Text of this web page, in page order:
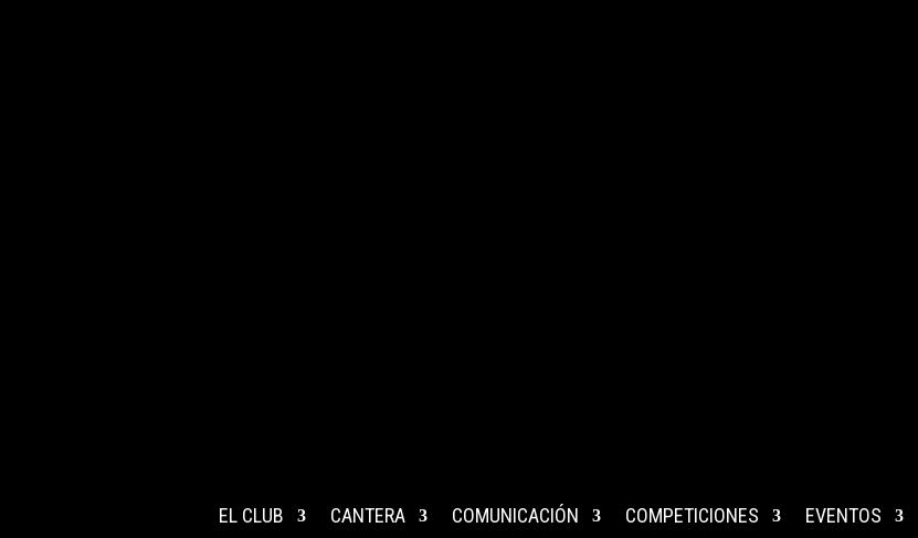
EL CLUB CANTERA COMUNICACIÓN COMPETICIONES EVENTOS